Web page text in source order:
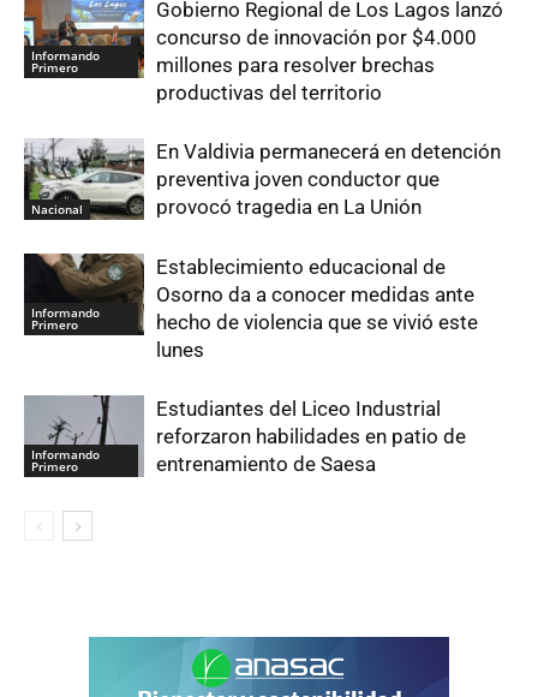
Informando
Primero
Gobierno Regional de Los Lagos lanzó
concurso de innovación por $4.000
millones para resolver brechas
productivas del territorio
Nacional
En Valdivia permanecerá en detención
preventiva joven conductor que
provocó tragedia en La Unión
Informando
Primero
Establecimiento educacional de
Osorno da a conocer medidas ante
hecho de violencia que se vivió este
lunes
Informando
Primero
Estudiantes del Liceo Industrial
reforzaron habilidades en patio de
entrenamiento de Saesa